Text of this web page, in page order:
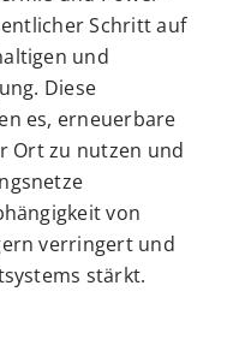
Schritt auf
und
Diese
es, erneuerbare
Ort zu nutzen und
von
verringert und
stärkt.